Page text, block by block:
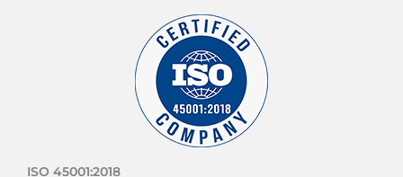
ISO 45001:2018